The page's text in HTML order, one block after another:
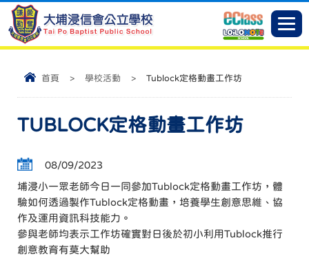
首頁 > 學校活動 > Tublock定格動畫工作坊
TUBLOCK定格動畫工作坊
08/09/2023
埔浸小一眾老師今日一同參加Tublock定格動畫工作坊，體
驗如何透過製作Tublock定格動畫，培養學生創意思維、協
作及運用資訊科技能力。
參與老師均表示工作坊確實對日後於初小利用Tublock推行
創意教育有莫大幫助